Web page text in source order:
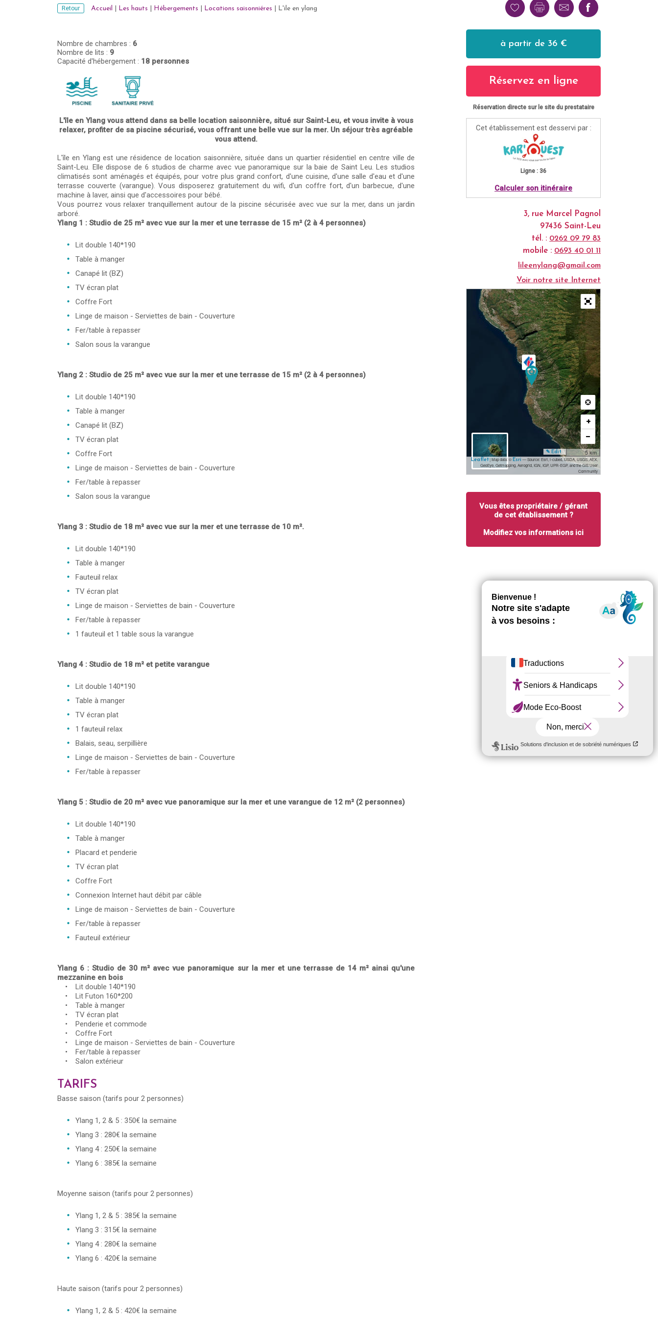
Retour Accueil Les hauts Hébergements Locations saisonniéres L'ile en ylang
Nombre de chambres : 6
Nombre de lits : 9
Capacité d'hébergement : 18 personnes
L'île en Ylang vous attend dans sa belle location saisonnière, situé sur Saint-Leu, et vous invite à vous
relaxer, profiter de sa piscine sécurisé, vous offrant une belle vue sur la mer. Un séjour très agréable
vous attend.
L'île en Ylang est une résidence de location saisonnière, située dans un quartier résidentiel en centre ville de
Saint-Leu. Elle dispose de 6 studios de charme avec vue panoramique sur la baie de Saint Leu. Les studios
climatisés sont aménagés et équipés, pour votre plus grand confort, d'une cuisine, d'une salle d'eau et d'une
terrasse couverte (varangue). Vous disposerez gratuitement du wifi, d'un coffre fort, d'un barbecue, d'une
machine à laver, ainsi que d'accessoires pour bébé.
Vous pourrez vous relaxer tranquillement autour de la piscine sécurisée avec vue sur la mer, dans un jardin
arboré.
Ylang 1 : Studio de 25 m² avec vue sur la mer et une terrasse de 15 m² (2 à 4 personnes)
Lit double 140*190
Table à manger
Canapé lit (BZ)
TV écran plat
Coffre Fort
Linge de maison - Serviettes de bain - Couverture
Fer/table à repasser
Salon sous la varangue
Ylang 2 : Studio de 25 m² avec vue sur la mer et une terrasse de 15 m² (2 à 4 personnes)
Lit double 140*190
Table à manger
Canapé lit (BZ)
TV écran plat
Coffre Fort
Linge de maison - Serviettes de bain - Couverture
Fer/table à repasser
Salon sous la varangue
Ylang 3 : Studio de 18 m² avec vue sur la mer et une terrasse de 10 m².
Lit double 140*190
Table à manger
Fauteuil relax
TV écran plat
Linge de maison - Serviettes de bain - Couverture
Fer/table à repasser
1 fauteuil et 1 table sous la varangue
Ylang 4 : Studio de 18 m² et petite varangue
Lit double 140*190
Table à manger
TV écran plat
1 fauteuil relax
Balais, seau, serpillière
Linge de maison - Serviettes de bain - Couverture
Fer/table à repasser
Ylang 5 : Studio de 20 m² avec vue panoramique sur la mer et une varangue de 12 m² (2 personnes)
Lit double 140*190
Table à manger
Placard et penderie
TV écran plat
Coffre Fort
Connexion Internet haut débit par câble
Linge de maison - Serviettes de bain - Couverture
Fer/table à repasser
Fauteuil extérieur
Ylang 6 : Studio de 30 m² avec vue panoramique sur la mer et une terrasse de 14 m² ainsi qu'une
mezzanine en bois
• Lit double 140*190
• Lit Futon 160*200
• Table à manger
• TV écran plat
• Penderie et commode
• Coffre Fort
• Linge de maison - Serviettes de bain - Couverture
• Fer/table à repasser
• Salon extérieur
TARIFS
Basse saison (tarifs pour 2 personnes)
Ylang 1, 2 & 5 : 350€ la semaine
Ylang 3 : 280€ la semaine
Ylang 4 : 250€ la semaine
Ylang 6 : 385€ la semaine
Moyenne saison (tarifs pour 2 personnes)
Ylang 1, 2 & 5 : 385€ la semaine
Ylang 3 : 315€ la semaine
Ylang 4 : 280€ la semaine
Ylang 6 : 420€ la semaine
Haute saison (tarifs pour 2 personnes)
Ylang 1, 2 & 5 : 420€ la semaine
à partir de 36 €
Réservez en ligne
Réservation directe sur le site du prestataire
Cet établissement est desservi par :
Ligne : 36
Calculer son itinéraire
3, rue Marcel Pagnol
97436 Saint-Leu
tél. : 0262 09 79 83
mobile : 0693 40 01 11
lileenylang@gmail.com
Voir notre site Internet
+
−
5 km
✎ Edit
Leaflet| Map data: ©Esri — Source: Esri, i-cubed, USDA, USGS, AEX,
GeoEye, Getmapping, Aerogrid, IGN, IGP, UPR-EGP, and the GIS User
Community
Vous êtes propriétaire / gérant
de cet établissement ?
Modifiez vos informations ici